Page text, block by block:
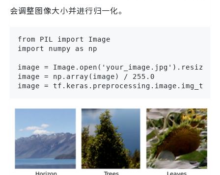
会调整图像大小并进行归一化。
from PIL import Image
import numpy as np
image =
image = np.array(image) / 255.0
image =